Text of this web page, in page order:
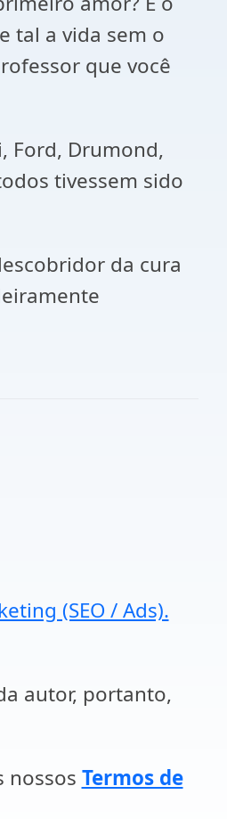
tal a vida sem o
que você
Ford, Drumond,
tivessem sido
da cura
(SEO / Ads).
autor, portanto,
nossos Termos de